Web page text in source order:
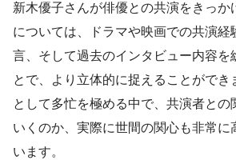
新木優子さんが俳優との共演をきっか
については、ドラマや映画での共演経
言、そして過去のインタビュー内容を
とで、より立体的に捉えることができ
として多忙を極める中で、共演者との
いくのか、実際に世間の関心も非常に
います。